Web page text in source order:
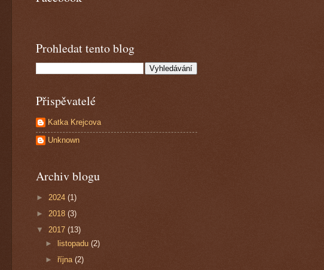
Prohledat tento blog
Přispěvatelé
Katka Krejcova
Unknown
Archiv blogu
► 2024 (1)
► 2018 (3)
▼ 2017 (13)
►listopadu(2)
►října(2)